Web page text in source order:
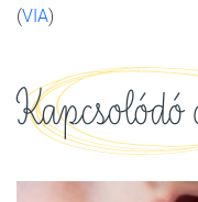
(VIA)
Kapcsolódó